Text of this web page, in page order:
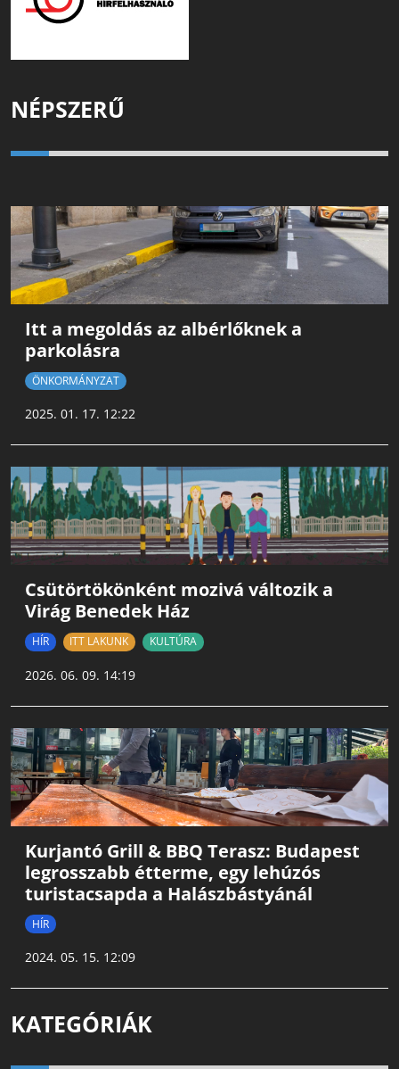
NÉPSZERŰ
Itt a megoldás az albérlőknek a
parkolásra
ÖNKORMÁNYZAT
2025. 01. 17. 12:22
Csütörtökönként mozivá változik a
Virág Benedek Ház
HÍR ITT LAKUNK KULTÚRA
2026. 06. 09. 14:19
Kurjantó Grill & BBQ Terasz: Budapest
legrosszabb étterme, egy lehúzós
turistacsapda a Halászbástyánál
HÍR
2024. 05. 15. 12:09
KATEGÓRIÁK